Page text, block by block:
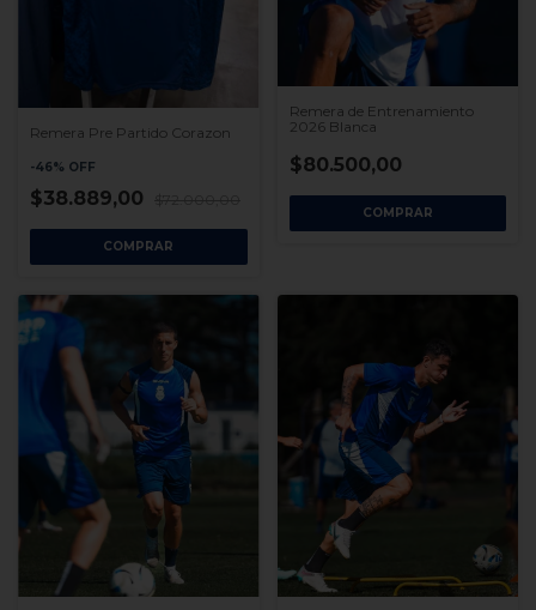
Remera Pre Partido Corazon
-46% OFF
$38.889,00
COMPRAR
Remera de Entrenamiento
2026 Blanca
$80.500,00
COMPRAR